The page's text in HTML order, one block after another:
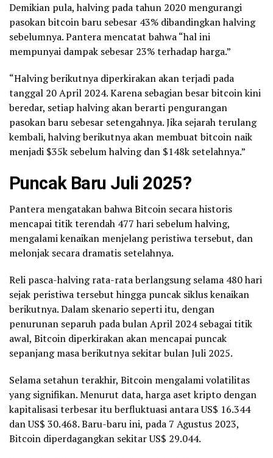
Demikian pula, halving pada tahun 2020 mengurangi
pasokan bitcoin baru sebesar 43% dibandingkan halving
sebelumnya. Pantera mencatat bahwa “hal ini
mempunyai dampak sebesar 23% terhadap harga.”
“Halving berikutnya diperkirakan akan terjadi pada
tanggal 20 April 2024. Karena sebagian besar bitcoin kini
beredar, setiap halving akan berarti pengurangan
pasokan baru sebesar setengahnya. Jika sejarah terulang
kembali, halving berikutnya akan membuat bitcoin naik
menjadi $35k sebelum halving dan $148k setelahnya.”
Puncak Baru Juli 2025?
Pantera mengatakan bahwa Bitcoin secara historis
mencapai titik terendah 477 hari sebelum halving,
mengalami kenaikan menjelang peristiwa tersebut, dan
melonjak secara dramatis setelahnya.
Reli pasca-halving rata-rata berlangsung selama 480 hari
sejak peristiwa tersebut hingga puncak siklus kenaikan
berikutnya. Dalam skenario seperti itu, dengan
penurunan separuh pada bulan April 2024 sebagai titik
awal, Bitcoin diperkirakan akan mencapai puncak
sepanjang masa berikutnya sekitar bulan Juli 2025.
Selama setahun terakhir, Bitcoin mengalami volatilitas
yang signifikan. Menurut data, harga aset kripto dengan
kapitalisasi terbesar itu berfluktuasi antara US$ 16.344
dan US$ 30.468. Baru-baru ini, pada 7 Agustus 2023,
Bitcoin diperdagangkan sekitar US$ 29.044.